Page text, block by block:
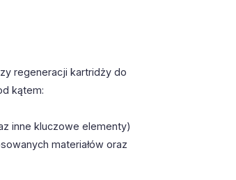
regeneracji kartridży do
kątem:
inne kluczowe elementy)
materiałów oraz